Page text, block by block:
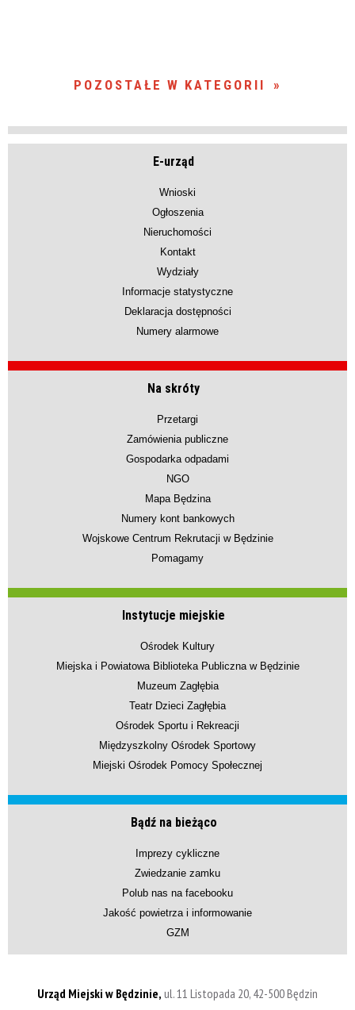
POZOSTAŁE W KATEGORII
E-urząd
Wnioski
Ogłoszenia
Nieruchomości
Kontakt
Wydziały
Informacje statystyczne
Deklaracja dostępności
Numery alarmowe
Na skróty
Przetargi
Zamówienia publiczne
Gospodarka odpadami
NGO
Mapa Będzina
Numery kont bankowych
Wojskowe Centrum Rekrutacji w Będzinie
Pomagamy
Instytucje miejskie
Ośrodek Kultury
Miejska i Powiatowa Biblioteka Publiczna w Będzinie
Muzeum Zagłębia
Teatr Dzieci Zagłębia
Ośrodek Sportu i Rekreacji
Międzyszkolny Ośrodek Sportowy
Miejski Ośrodek Pomocy Społecznej
Bądź na bieżąco
Imprezy cykliczne
Zwiedzanie zamku
Polub nas na facebooku
Jakość powietrza i informowanie
GZM
Urząd Miejski w Będzinie, ul. 11 Listopada 20, 42-500 Będzin